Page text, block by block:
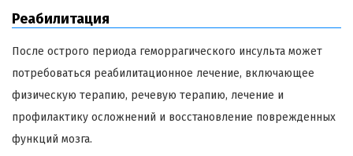
Реабилитация
После острого периода геморрагического инсульта может
потребоваться реабилитационное лечение, включающее
физическую терапию, речевую терапию, лечение и
профилактику осложнений и восстановление поврежденных
функций мозга.